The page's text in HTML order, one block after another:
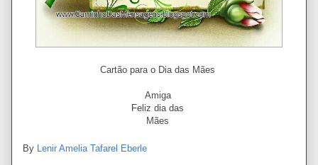
Cartão para o Dia das Mães
Amiga
Feliz dia das
Mães
By Lenir Amelia Tafarel Eberle